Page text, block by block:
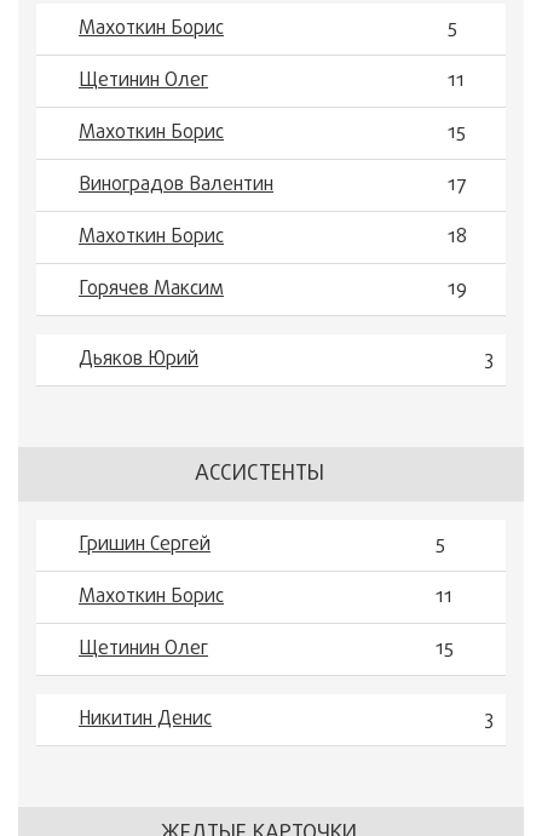
Махоткин Борис
5
Щетинин Олег
11
Махоткин Борис
15
Виноградов Валентин
17
Махоткин Борис
18
Горячев Максим
19
Дьяков Юрий 3
АССИСТЕНТЫ
Гришин Сергей
5
Махоткин Борис
11
Щетинин Олег
15
Никитин Денис 3